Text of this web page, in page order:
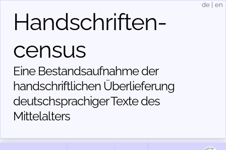
Handschriften­
census
Eine Bestandsaufnahme der
handschriftlichen Über­lieferung
deutschsprachiger Texte des
Mittelalters
de en